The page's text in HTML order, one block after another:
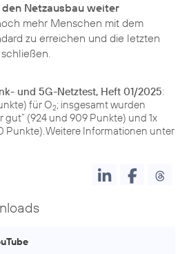
Netzausbau weiter
mehr Menschen mit dem
zu erreichen und die letzten
und 5G-Netztest, Heft 01/2025:
für O2; insgesamt wurden
gut“ (924 und 909 Punkte) und 1x
Punkte). Weitere Informationen unter